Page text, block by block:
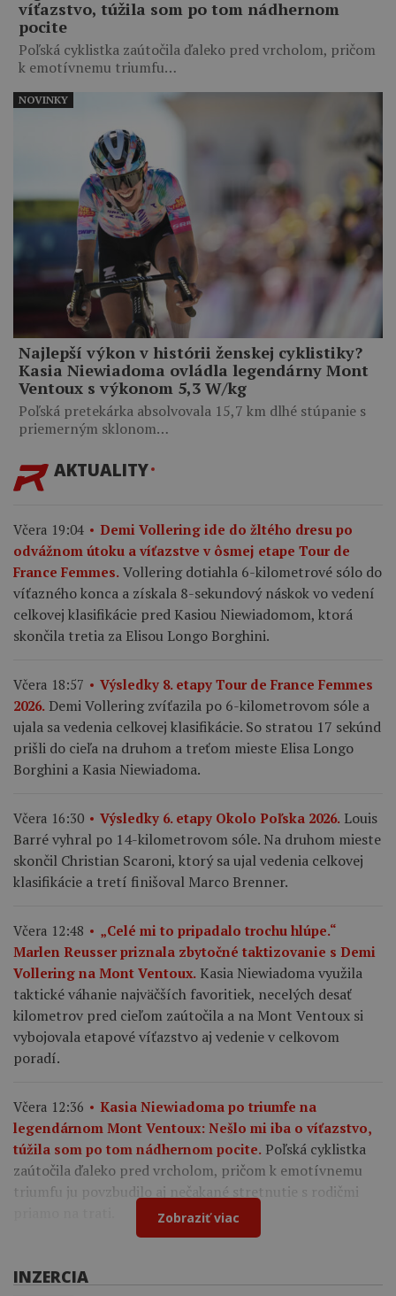
víťazstvo, túžila som po tom nádhernom
pocite
Poľská cyklistka zaútočila ďaleko pred vrcholom, pričom
k emotívnemu triumfu…
Najlepší výkon v histórii ženskej cyklistiky?
Kasia Niewiadoma ovládla legendárny Mont
Ventoux s výkonom 5,3 W/kg
Poľská pretekárka absolvovala 15,7 km dlhé stúpanie s
priemerným sklonom…
NOVINKY
AKTUALITY
Včera 19:04
Demi Vollering ide do žltého dresu po
odvážnom útoku a víťazstve v ôsmej etape Tour de
France Femmes. Vollering dotiahla 6-kilometrové sólo do
víťazného konca a získala 8-sekundový náskok vo vedení
celkovej klasifikácie pred Kasiou Niewiadomom, ktorá
skončila tretia za Elisou Longo Borghini.
Včera 18:57
Výsledky 8. etapy Tour de France Femmes
2026. Demi Vollering zvíťazila po 6-kilometrovom sóle a
ujala sa vedenia celkovej klasifikácie. So stratou 17 sekúnd
prišli do cieľa na druhom a treťom mieste Elisa Longo
Borghini a Kasia Niewiadoma.
Včera 16:30 Výsledky 6. etapy Okolo Poľska 2026. Louis
Barré vyhral po 14-kilometrovom sóle. Na druhom mieste
skončil Christian Scaroni, ktorý sa ujal vedenia celkovej
klasifikácie a tretí finišoval Marco Brenner.
Včera 12:48
„Celé mi to pripadalo trochu hlúpe.“
Marlen Reusser priznala zbytočné taktizovanie s Demi
Vollering na Mont Ventoux. Kasia Niewiadoma využila
taktické váhanie najväčších favoritiek, necelých desať
kilometrov pred cieľom zaútočila a na Mont Ventoux si
vybojovala etapové víťazstvo aj vedenie v celkovom
poradí.
Včera 12:36
Kasia Niewiadoma po triumfe na
legendárnom Mont Ventoux: Nešlo mi iba o víťazstvo,
túžila som po tom nádhernom pocite. Poľská cyklistka
zaútočila ďaleko pred vrcholom, pričom k emotívnemu
triumfu ju povzbudilo aj nečakané stretnutie s rodičmi
Zobraziť viac
INZERCIA